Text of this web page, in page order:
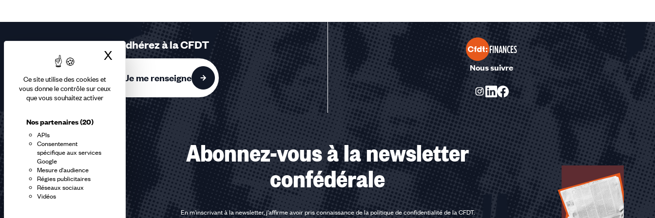
Ce site utilise des cookies et
vous donne le contrôle sur ceux
que vous souhaitez activer
Nos partenaires(20)
APIs
Consentement
spécifique aux services
Google
Mesure d'audience
Régies publicitaires
Réseaux sociaux
Vidéos
X Masquer le bandeau des cookies
sur
accessibles
Adhérez à la CFDT
Je me renseigne
FINANCES
Nous suivre
Abonnez-vous à la newsletter
confédérale
En m'inscrivant à la newsletter, j'affirme avoir pris connaissance de lapolitique de confidentialité de la CFDT.